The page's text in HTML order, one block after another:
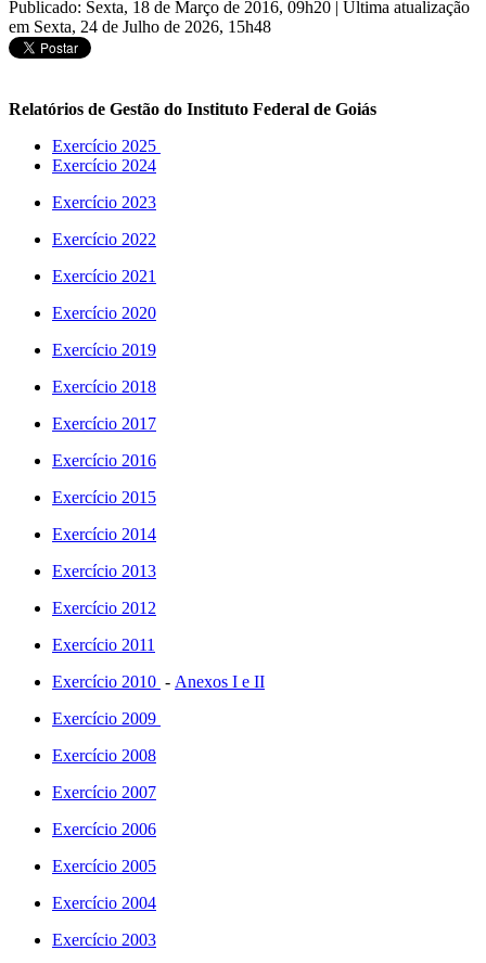
Publicado: Sexta, 18 de Março de 2016, 09h20 | Última atualização
em Sexta, 24 de Julho de 2026, 15h48
Relatórios de Gestão do Instituto Federal de Goiás
Exercício 2025
Exercício 2024
Exercício 2023
Exercício 2022
Exercício 2021
Exercício 2020
Exercício 2019
Exercício 2018
Exercício 2017
Exercício 2016
Exercício 2015
Exercício 2014
Exercício 2013
Exercício 2012
Exercício 2011
Exercício 2010 - Anexos I e II
Exercício 2009
Exercício 2008
Exercício 2007
Exercício 2006
Exercício 2005
Exercício 2004
Exercício 2003